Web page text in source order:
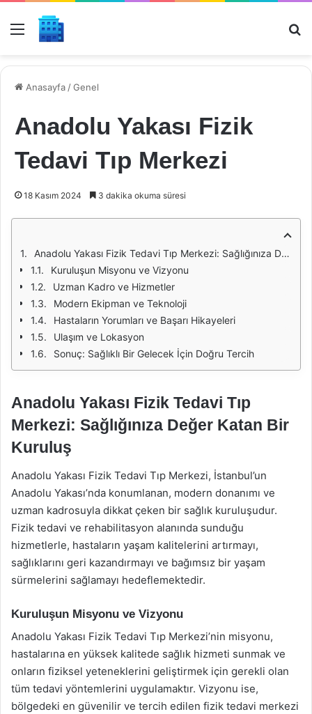
Menü
Anasayfa /Genel
Anadolu Yakası Fizik
Tedavi Tıp Merkezi
18 Kasım 2024 3 dakika okuma süresi
Anadolu Yakası Fizik Tedavi Tıp Merkezi: Sağlığınıza Değer Katan Bir Kuruluş
Kuruluşun Misyonu ve Vizyonu
Uzman Kadro ve Hizmetler
Modern Ekipman ve Teknoloji
Hastaların Yorumları ve Başarı Hikayeleri
Ulaşım ve Lokasyon
Sonuç: Sağlıklı Bir Gelecek İçin Doğru Tercih
Anadolu Yakası Fizik Tedavi Tıp
Merkezi: Sağlığınıza Değer Katan Bir
Kuruluş
Anadolu Yakası Fizik Tedavi Tıp Merkezi, İstanbul’un
Anadolu Yakası’nda konumlanan, modern donanımı ve
uzman kadrosuyla dikkat çeken bir sağlık kuruluşudur.
Fizik tedavi ve rehabilitasyon alanında sunduğu
hizmetlerle, hastaların yaşam kalitelerini artırmayı,
sağlıklarını geri kazandırmayı ve bağımsız bir yaşam
sürmelerini sağlamayı hedeflemektedir.
Kuruluşun Misyonu ve Vizyonu
Anadolu Yakası Fizik Tedavi Tıp Merkezi’nin misyonu,
hastalarına en yüksek kalitede sağlık hizmeti sunmak ve
onların fiziksel yeteneklerini geliştirmek için gerekli olan
tüm tedavi yöntemlerini uygulamaktır. Vizyonu ise,
bölgedeki en güvenilir ve tercih edilen fizik tedavi merkezi